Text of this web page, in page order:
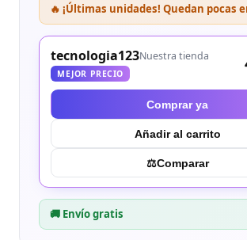
🔥 ¡Últimas unidades! Quedan pocas
tecnologia123Nuestra tienda
MEJOR PRECIO
Comprar ya
Añadir al carrito
⚖︎Comparar
🚚 Envío gratis